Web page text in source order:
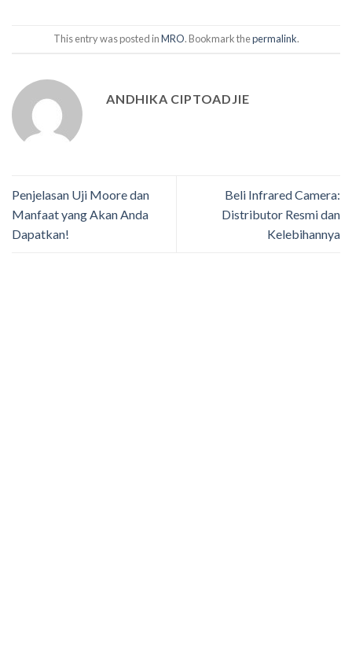
This entry was posted inMRO. Bookmark thepermalink.
ANDHIKA CIPTOADJIE
Penjelasan Uji Moore dan
Manfaat yang Akan Anda
Dapatkan!
Beli Infrared Camera:
Distributor Resmi dan
Kelebihannya